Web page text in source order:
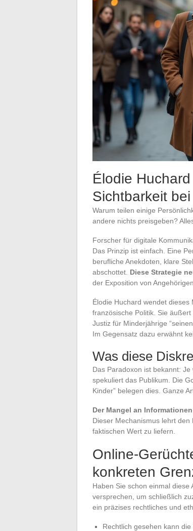
Élodie
Sichtbarkeit
Warum teilen einige
andere nichts preisgeben?
Forscher für digitale
Das Prinzip ist einfach. Eine
berufliche Anekdoten, klare
abschottet. Diese Strategie
der Exposition von
Élodie Huchard wendet
französische Politik. Sie
Justiz für Minderjährige
Im Gegensatz dazu erwähnt
Was diese
Das Paradoxon ist bekannt:
spekuliert das Publikum. Die
Kinder” belegen dies. Ganze
Der Mangel an
Dieser Mechanismus lehrt
faktischen Wert zu liefern.
Online-
konkreten
Haben Sie schon einmal
versprechen, um schließlich
ein präzises rechtliches und
Rechtlich gesehen kann